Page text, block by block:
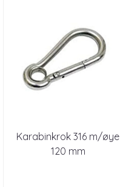
Karabinkrok 316 m/øye
120 mm